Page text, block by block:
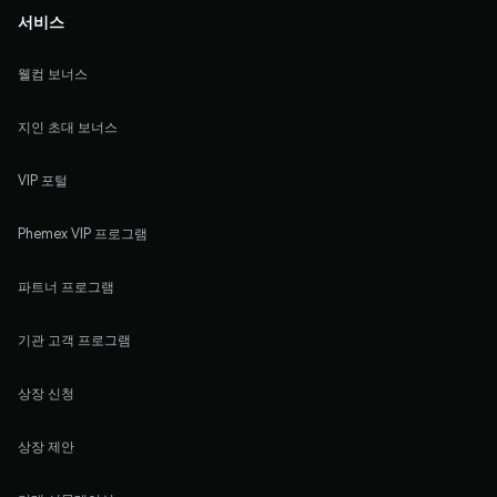
서비스
웰컴 보너스
지인 초대 보너스
VIP 포털
Phemex VIP 프로그램
파트너 프로그램
기관 고객 프로그램
상장 신청
상장 제안